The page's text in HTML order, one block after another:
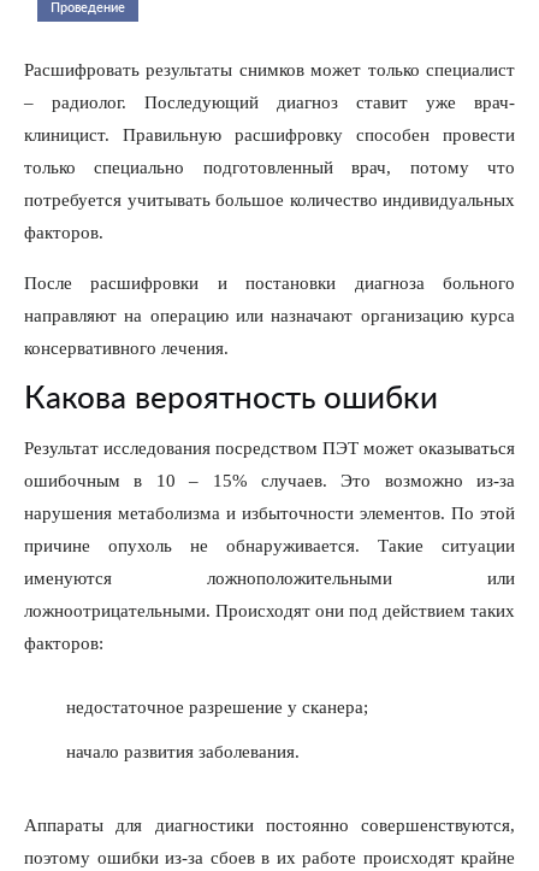
Проведение
Расшифровать результаты снимков может только специалист
– радиолог. Последующий диагноз ставит уже врач-
клиницист. Правильную расшифровку способен провести
только специально подготовленный врач, потому что
потребуется учитывать большое количество индивидуальных
факторов.
После расшифровки и постановки диагноза больного
направляют на операцию или назначают организацию курса
консервативного лечения.
Какова вероятность ошибки
Результат исследования посредством ПЭТ может оказываться
ошибочным в 10 – 15% случаев. Это возможно из-за
нарушения метаболизма и избыточности элементов. По этой
причине опухоль не обнаруживается. Такие ситуации
именуются ложноположительными или
ложноотрицательными. Происходят они под действием таких
факторов:
недостаточное разрешение у сканера;
начало развития заболевания.
Аппараты для диагностики постоянно совершенствуются,
поэтому ошибки из-за сбоев в их работе происходят крайне